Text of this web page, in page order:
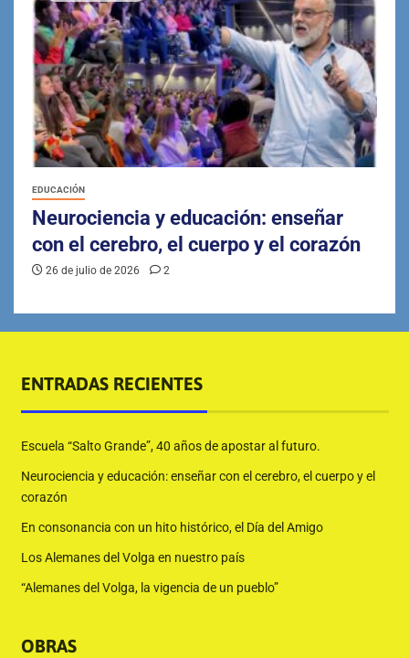
EDUCACIÓN
Neurociencia y educación: enseñar
con el cerebro, el cuerpo y el corazón
26 de julio de 2026 2
ENTRADAS RECIENTES
Escuela “Salto Grande”, 40 años de apostar al futuro.
Neurociencia y educación: enseñar con el cerebro, el cuerpo y el
corazón
En consonancia con un hito histórico, el Día del Amigo
Los Alemanes del Volga en nuestro país
“Alemanes del Volga, la vigencia de un pueblo”
OBRAS